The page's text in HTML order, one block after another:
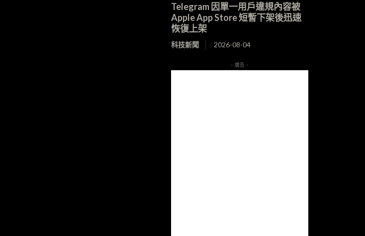
Telegram 因單一用戶違規內容被
Apple App Store 短暫下架後迅速
恢復上架
科技新聞 2026-08-04
- 廣告 -